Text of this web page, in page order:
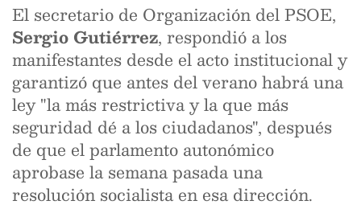
El secretario de Organización del PSOE,
Sergio Gutiérrez, respondió a los
manifestantes desde el acto institucional y
garantizó que antes del verano habrá una
ley "la más restrictiva y la que más
seguridad dé a los ciudadanos", después
de que el parlamento autonómico
aprobase la semana pasada una
resolución socialista en esa dirección.